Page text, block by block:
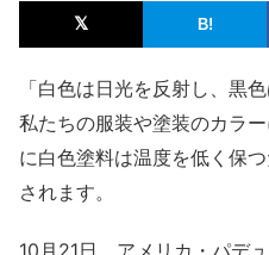
「白色は日光を反射し、黒
私たちの服装や塗装のカラ
に白色塗料は温度を低く保
されます。